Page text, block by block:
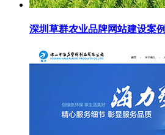
深圳草群农业品牌网站建设案例